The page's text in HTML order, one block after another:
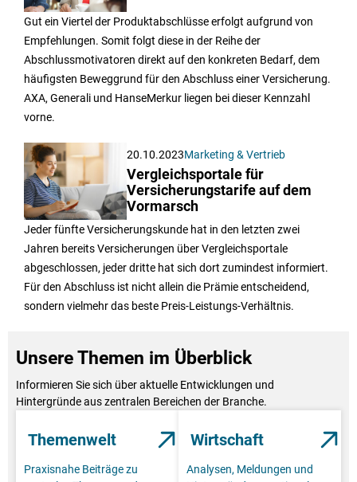
Gut ein Viertel der Produktabschlüsse erfolgt aufgrund von
Empfehlungen. Somit folgt diese in der Reihe der
Abschlussmotivatoren direkt auf den konkreten Bedarf, dem
häufigsten Beweggrund für den Abschluss einer Versicherung.
AXA, Generali und HanseMerkur liegen bei dieser Kennzahl
vorne.
20.10.2023Marketing & Vertrieb
Vergleichsportale für
Versicherungstarife auf dem
Vormarsch
Jeder fünfte Versicherungskunde hat in den letzten zwei
Jahren bereits Versicherungen über Vergleichsportale
abgeschlossen, jeder dritte hat sich dort zumindest informiert.
Für den Abschluss ist nicht allein die Prämie entscheidend,
sondern vielmehr das beste Preis-Leistungs-Verhältnis.
Unsere Themen im Überblick
Informieren Sie sich über aktuelle Entwicklungen und
Hintergründe aus zentralen Bereichen der Branche.
Themenwelt
Praxisnahe Beiträge zu
Wirtschaft
Analysen, Meldungen und